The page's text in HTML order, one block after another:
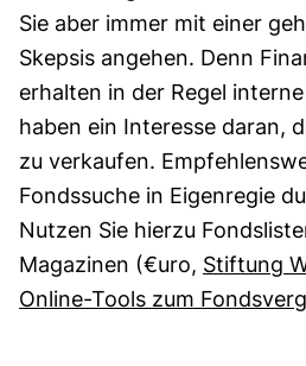
Sie aber immer mit einer
Skepsis angehen. Denn
erhalten in der Regel
haben ein Interesse daran,
zu verkaufen.
Fondssuche in Eigenregie
Nutzen Sie hierzu
Magazinen (€uro, Stiftung
Online-Tools zum